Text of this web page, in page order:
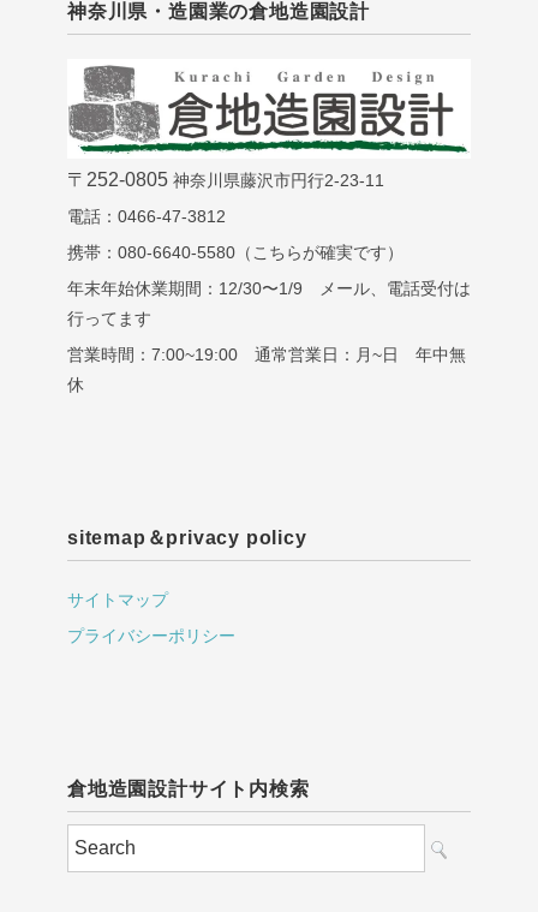
神奈川県・造園業の倉地造園設計
〒252-0805 神奈川県藤沢市円行2-23-11
電話：0466-47-3812
携帯：080-6640-5580（こちらが確実です）
年末年始休業期間：12/30〜1/9 メール、電話受付は
行ってます
営業時間：7:00~19:00 通常営業日：月~日 年中無
休
sitemap＆privacy policy
サイトマップ
プライバシーポリシー
倉地造園設計サイト内検索